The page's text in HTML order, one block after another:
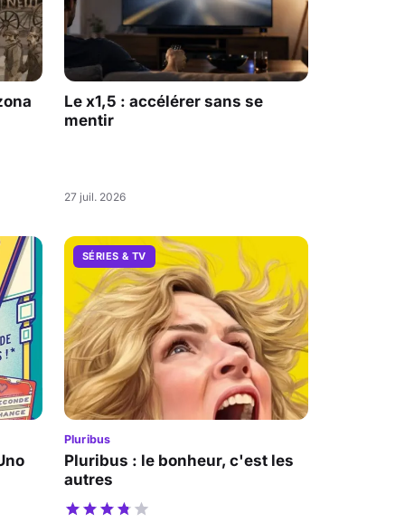
Le x1,5 : accélérer sans se
mentir
27 juil. 2026
SÉRIES & TV
Pluribus
Pluribus : le bonheur, c'est les
autres